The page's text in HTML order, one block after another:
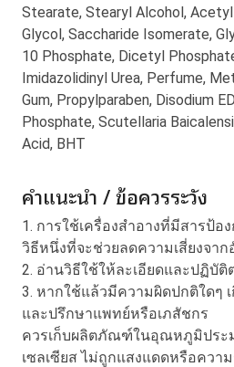
Stearate, Stearyl Alcohol,
Glycol, Saccharide Isomerate,
10 Phosphate, Dicetyl
Imidazolidinyl Urea, Perfume,
Gum, Propylparaben, Disodium
Phosphate, Scutellaria
Acid, BHT
คำแนะนำ / ข้อควรระวัง
1. การใช้เครื่องสำอางที่มีสารป้อ
วิธีหนึ่งที่จะช่วยลดความเสี่ยงจา
2. อ่านวิธีใช้ให้ละเอียดและปฏิบัติ
3. หากใช้แล้วมีความผิดปกติใดๆ
และปรึกษาแพทย์หรือเภสัชกร
ควรเก็บผลิตภัณฑ์ในอุณหภูมิประ
เซลเซียส ไม่ถูกแสงแดดหรือควา